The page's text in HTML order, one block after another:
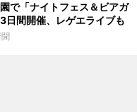
で「ナイトフェス＆ビアガ
間開催、レゲエライブも